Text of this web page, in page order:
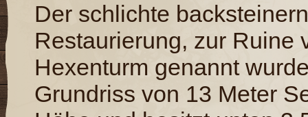
Der schlichte
Restaurierung, zur Ruine
Hexenturm genannt
Grundriss von 13 Meter